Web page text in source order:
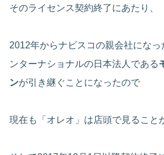
そのライセンス契約終了にあたり、
2012年からナビスコの親会社になっ
ンターナショナルの日本法人である
ンが引き継ぐことになったので
現在も「オレオ」は店頭で見ること